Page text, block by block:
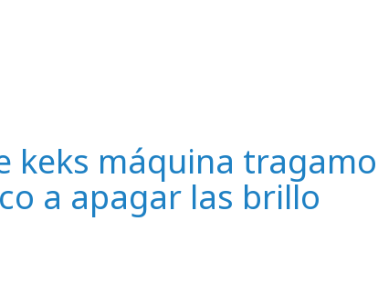
keks máquina
a apagar las brillo